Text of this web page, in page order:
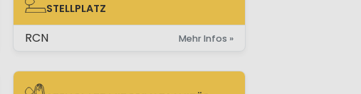
STELLPLATZ
STELLPLATZ
RCN Mehr Infos »